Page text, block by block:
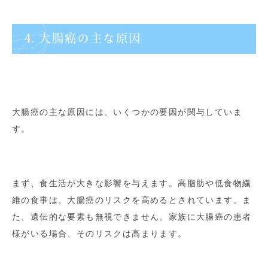
4. 大腸癌の主な原因
大腸癌の主な原因には、いくつかの要因が関与していま
す。
まず、食生活が大きな影響を与えます。高脂肪や低食物繊
維の食事は、大腸癌のリスクを高めるとされています。ま
た、遺伝的な要素も無視できません。家族に大腸癌の患者
様がいる場合、そのリスクは高まります。